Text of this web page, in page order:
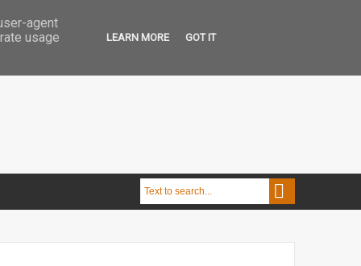
agent
usage
LEARN MORE GOT IT